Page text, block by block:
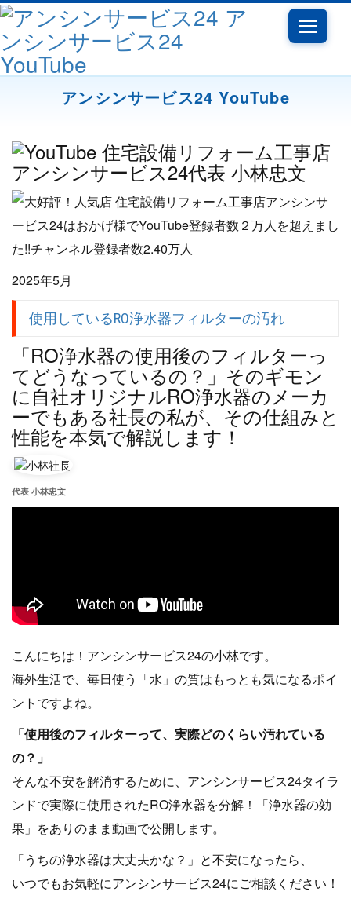
Toggle
アンシンサービス24 YouTube
2025年5月
使用しているRO浄水器フィルターの汚れ
「RO浄水器の使用後のフィルターっ
てどうなっているの？」そのギモン
に自社オリジナルRO浄水器のメーカ
ーでもある社長の私が、その仕組みと
性能を本気で解説します！
代表 小林忠文
こんにちは！アンシンサービス24の小林です。
海外生活で、毎日使う「水」の質はもっとも気になるポイ
ントですよね。
「使用後のフィルターって、実際どのくらい汚れている
の？」
そんな不安を解消するために、アンシンサービス24タイラ
ンドで実際に使用されたRO浄水器を分解！「浄水器の効
果」をありのまま動画で公開します。
「うちの浄水器は大丈夫かな？」と不安になったら、
いつでもお気軽にアンシンサービス24にご相談ください！